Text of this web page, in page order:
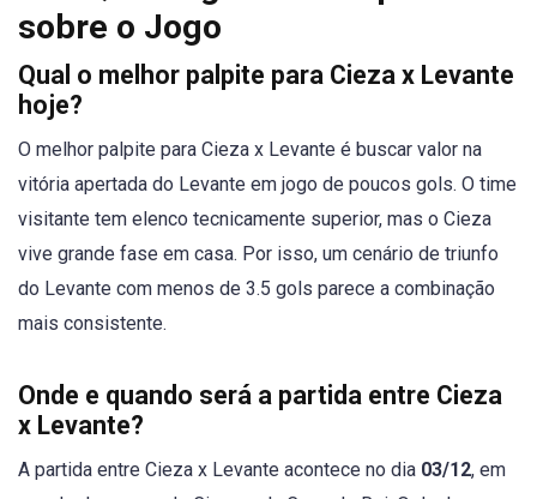
sobre o Jogo
Qual o melhor palpite para Cieza x Levante
hoje?
O melhor palpite para Cieza x Levante é buscar valor na
vitória apertada do Levante em jogo de poucos gols. O time
visitante tem elenco tecnicamente superior, mas o Cieza
vive grande fase em casa. Por isso, um cenário de triunfo
do Levante com menos de 3.5 gols parece a combinação
mais consistente.
Onde e quando será a partida entre Cieza
x Levante?
A partida entre Cieza x Levante acontece no dia 03/12, em